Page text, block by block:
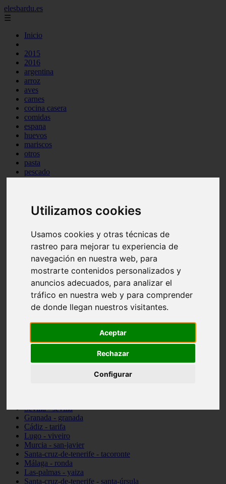
Utilizamos cookies
Usamos cookies y otras técnicas de
rastreo para mejorar tu experiencia de
navegación en nuestra web, para
mostrarte contenidos personalizados y
anuncios adecuados, para analizar el
tráfico en nuestra web y para comprender
de donde llegan nuestros visitantes.
Aceptar
Rechazar
Configurar
elesbardu.es
☰
Inicio
2015
2016
argentina
arroz
aves
carnes
cocina casera
comidas
espana
huevos
mariscos
otros
pasta
pescado
tag
venezuela
vocabulario de cocina
Madrid - pozuelo-de-alarcón
Teruel - sarrión
Cádiz - algodonales
Illes-balears - inca
Madrid - madrid
Málaga - torremolinos
Asturias - oviedo
Cádiz - el-puerto-de-santa-maría
Toledo - illescas
Málaga - marbella
Barcelona - barcelona
Sevilla - sevilla
Granada - granada
Cádiz - tarifa
Lugo - viveiro
Murcia - san-javier
Santa-cruz-de-tenerife - tacoronte
Málaga - ronda
Las-palmas - yaiza
Santa-cruz-de-tenerife - santa-úrsula